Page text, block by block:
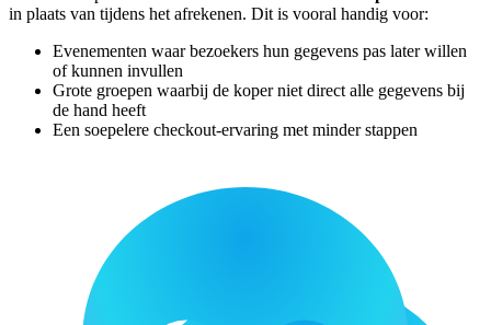
in plaats van tijdens het afrekenen. Dit is vooral handig voor:
Evenementen waar bezoekers hun gegevens pas later willen
of kunnen invullen
Grote groepen waarbij de koper niet direct alle gegevens bij
de hand heeft
Een soepelere checkout-ervaring met minder stappen